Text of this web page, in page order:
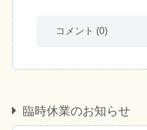
コメント (0)
臨時休業のお知らせ